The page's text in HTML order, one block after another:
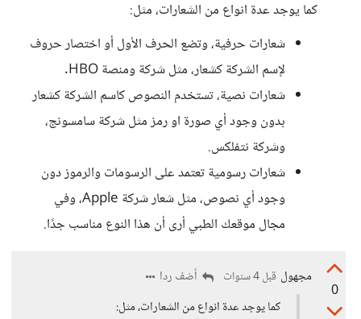
كما يوجد عدة انواع من الشعارات، مثل:
شعارات حرفية، وتضع الحرف الأول أو اختصار حروف
لإسم الشركة كشعار، مثل شركة ومنصة HBO.
شعارات نصية، تستخدم النصوص كاسم الشركة كشعار
بدون وجود أي صورة او رمز مثل شركة سامسونج،
وشركة نتفلكس.
شعارات رسومية تعتمد على الرسومات والرموز دون
وجود أي نصوص، مثل شعار شركة Apple، وفي
مجال موقعك الطبي أرى أن هذا النوع مناسب جدًا.
0
مجهول قبل 4 سنوات
أضف ردا
كما يوجد عدة انواع من الشعارات، مثل: